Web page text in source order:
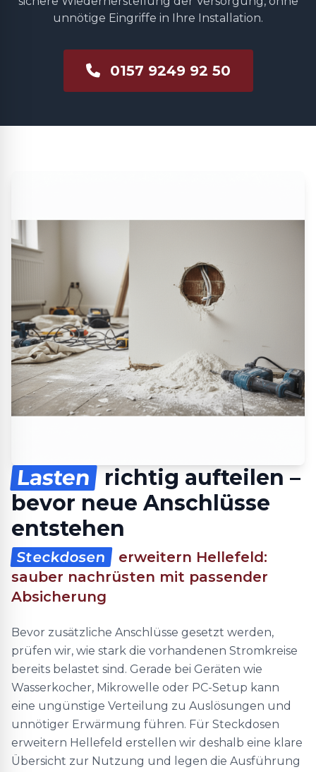
unnötige Eingriffe in Ihre Installation.
0157 9249 92 50
Lasten
richtig aufteilen –
bevor neue Anschlüsse
entstehen
Steckdosen
erweitern Hellefeld:
sauber nachrüsten mit passender
Absicherung
Bevor zusätzliche Anschlüsse gesetzt werden,
prüfen wir, wie stark die vorhandenen Stromkreise
bereits belastet sind. Gerade bei Geräten wie
Wasserkocher, Mikrowelle oder PC-Setup kann
eine ungünstige Verteilung zu Auslösungen und
unnötiger Erwärmung führen. Für Steckdosen
erweitern Hellefeld erstellen wir deshalb eine klare
Übersicht zur Nutzung und legen die Ausführung